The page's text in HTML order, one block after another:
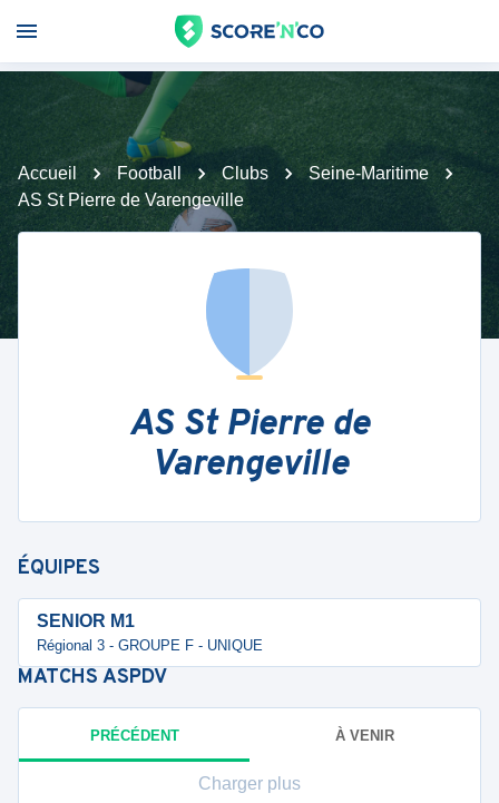
Accueil Football Clubs
Seine-Maritime
AS St Pierre de Varengeville
AS St Pierre de
Varengeville
ÉQUIPES
SENIOR M1
Régional 3 - GROUPE F - UNIQUE
MATCHS ASPDV
PRÉCÉDENT À VENIR
Charger plus